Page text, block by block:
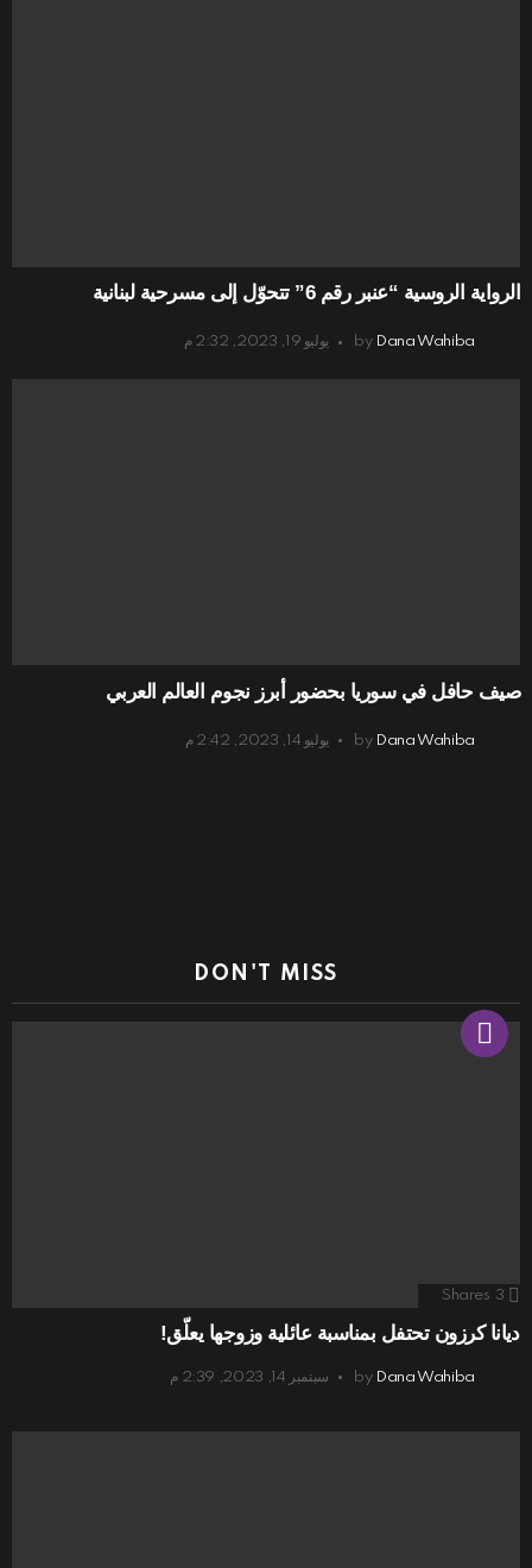
الرواية الروسية “عنبر رقم 6” تتحوّل إلى مسرحية لبنانية
by Dana Wahiba يوليو 19, 2023, 2:32 م
صيف حافل في سوريا بحضور أبرز نجوم العالم العربي
by Dana Wahiba يوليو 14, 2023, 2:42 م
DON'T MISS
3
Shares
ديانا كرزون تحتفل بمناسبة عائلية وزوجها يعلّق!
by Dana Wahiba سبتمبر 14, 2023, 2:39 م